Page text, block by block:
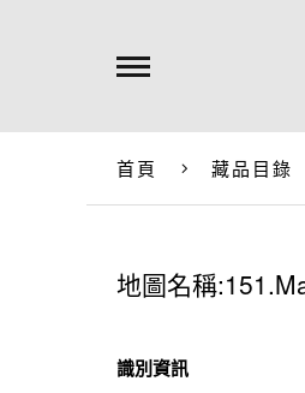
首頁 藏品目錄
地圖名稱
識別資訊